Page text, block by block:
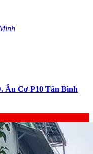
Âu Cơ P10 Tân Bình